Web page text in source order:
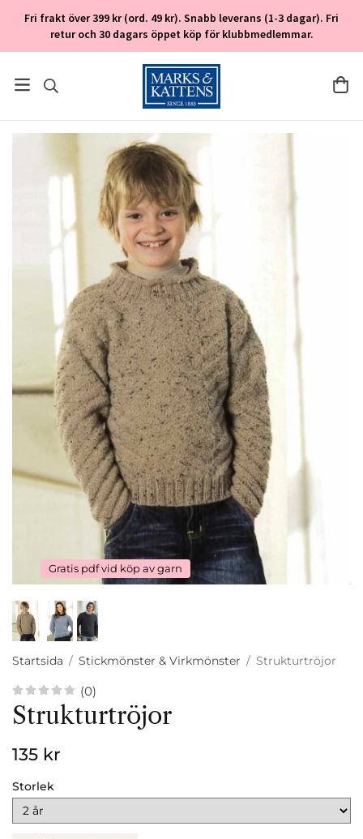
Fri frakt över 399 kr (ord. 49 kr). Snabb leverans (1-3 dagar). Fri
retur och 30 dagars öppet köp för klubbmedlemmar.
Gratis pdf vid köp av garn
Startsida / Stickmönster & Virkmönster / Strukturtröjor
(0)
Strukturtröjor
135 kr
Storlek